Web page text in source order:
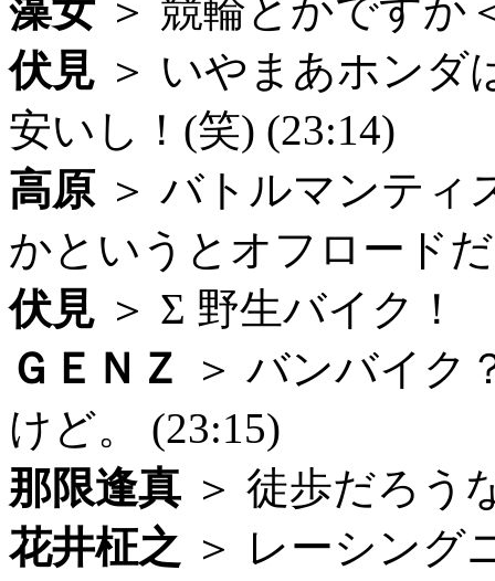
藻女 ＞ 競輪とかですか
伏見 ＞ いやまあホンダ
安いし！(笑) (23:14)
高原 ＞ バトルマンテ
かというとオフロード
伏見 ＞ Σ 野生バイク！
ＧＥＮＺ
＞ バンバイ
けど。 (23:15)
那限逢真 ＞ 徒歩だろう
花井柾之 ＞ レーシング